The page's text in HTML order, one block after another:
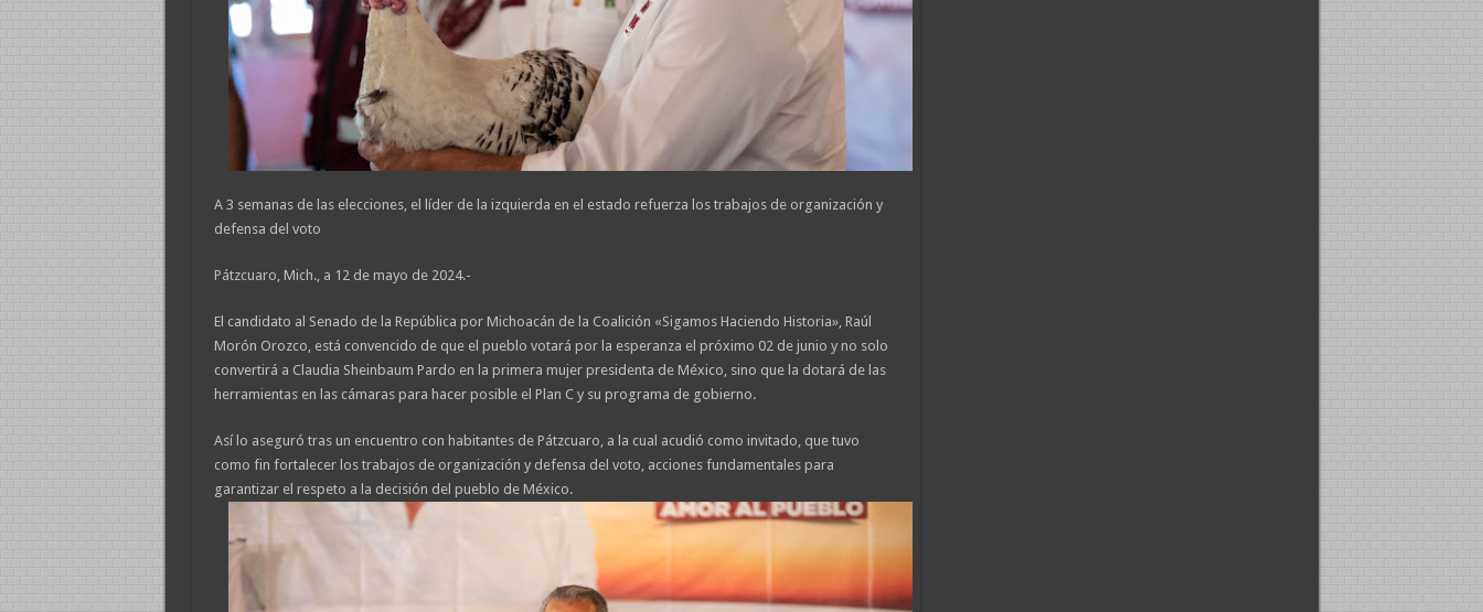
A 3 semanas de las elecciones, el líder de la izquierda en el estado refuerza los trabajos de organización y
defensa del voto
Pátzcuaro, Mich., a 12 de mayo de 2024.-
El candidato al Senado de la República por Michoacán de la Coalición «Sigamos Haciendo Historia», Raúl
Morón Orozco, está convencido de que el pueblo votará por la esperanza el próximo 02 de junio y no solo
convertirá a Claudia Sheinbaum Pardo en la primera mujer presidenta de México, sino que la dotará de las
herramientas en las cámaras para hacer posible el Plan C y su programa de gobierno.
Así lo aseguró tras un encuentro con habitantes de Pátzcuaro, a la cual acudió como invitado, que tuvo
como fin fortalecer los trabajos de organización y defensa del voto, acciones fundamentales para
garantizar el respeto a la decisión del pueblo de México.